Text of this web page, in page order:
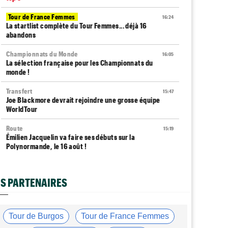
16:24
Tour de France Femmes
La startlist complète du Tour Femmes... déjà 16
abandons
16:05
Championnats du Monde
La sélection française pour les Championnats du
monde !
15:47
Transfert
Joe Blackmore devrait rejoindre une grosse équipe
WorldTour
15:19
Route
Émilien Jacquelin va faire ses débuts sur la
Polynormande, le 16 août !
Tour
Blessé, le Belge Toon Aerts, a mis un terme à sa saison
2026
PARTENAIRES
Tour de Burgos Tour de France Femmes